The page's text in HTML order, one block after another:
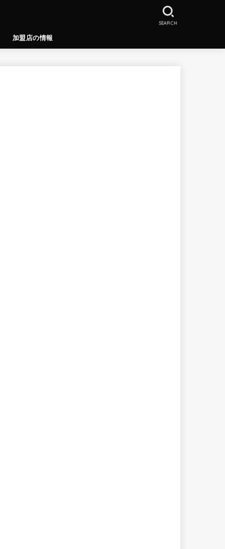
加盟店の情報
SEARCH